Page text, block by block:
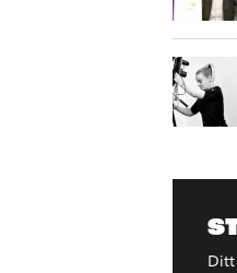
Ditt